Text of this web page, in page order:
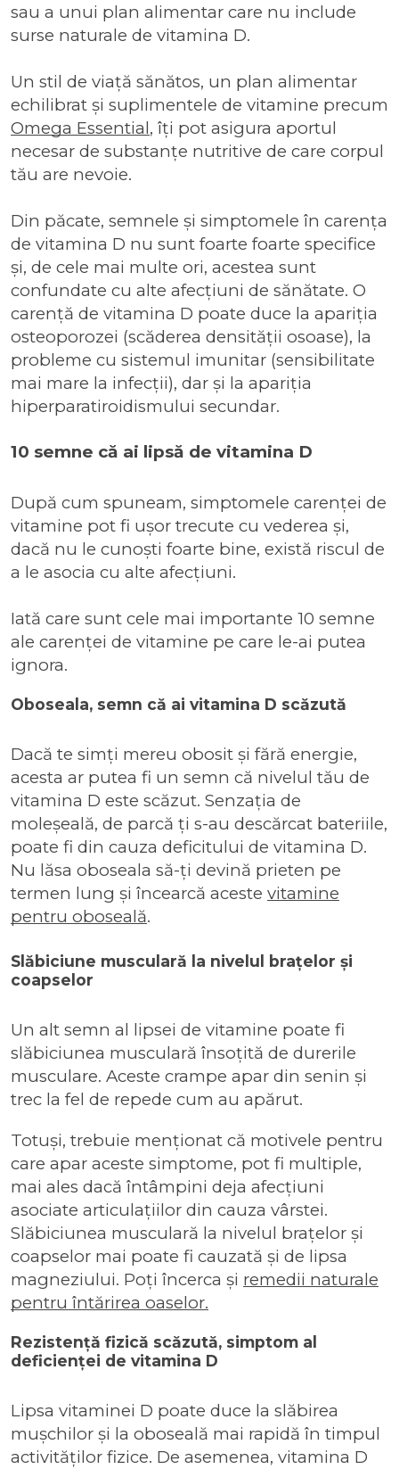
sau a unui plan alimentar care nu include
surse naturale de vitamina D.
Un stil de viață sănătos, un plan alimentar
echilibrat și suplimentele de vitamine precum
Omega Essential, îți pot asigura aportul
necesar de substanțe nutritive de care corpul
tău are nevoie.
Din păcate, semnele și simptomele în carența
de vitamina D nu sunt foarte foarte specifice
și, de cele mai multe ori, acestea sunt
confundate cu alte afecțiuni de sănătate. O
carență de vitamina D poate duce la apariția
osteoporozei (scăderea densității osoase), la
probleme cu sistemul imunitar (sensibilitate
mai mare la infecții), dar și la apariția
hiperparatiroidismului secundar.
10 semne că ai lipsă de vitamina D
După cum spuneam, simptomele carenței de
vitamine pot fi ușor trecute cu vederea și,
dacă nu le cunoști foarte bine, există riscul de
a le asocia cu alte afecțiuni.
Iată care sunt cele mai importante 10 semne
ale carenței de vitamine pe care le-ai putea
ignora.
Oboseala, semn că ai vitamina D scăzută
Dacă te simți mereu obosit și fără energie,
acesta ar putea fi un semn că nivelul tău de
vitamina D este scăzut. Senzația de
moleșeală, de parcă ți s-au descărcat bateriile,
poate fi din cauza deficitului de vitamina D.
Nu lăsa oboseala să-ți devină prieten pe
termen lung și încearcă aceste vitamine
pentru oboseală.
Slăbiciune musculară la nivelul brațelor și
coapselor
Un alt semn al lipsei de vitamine poate fi
slăbiciunea musculară însoțită de durerile
musculare. Aceste crampe apar din senin și
trec la fel de repede cum au apărut.
Totuși, trebuie menționat că motivele pentru
care apar aceste simptome, pot fi multiple,
mai ales dacă întâmpini deja afecțiuni
asociate articulațiilor din cauza vârstei.
Slăbiciunea musculară la nivelul brațelor și
coapselor mai poate fi cauzată și de lipsa
magneziului. Poți încerca și remedii naturale
pentru întărirea oaselor.
Rezistență fizică scăzută, simptom al
deficienței de vitamina D
Lipsa vitaminei D poate duce la slăbirea
mușchilor și la oboseală mai rapidă în timpul
activităților fizice. De asemenea, vitamina D